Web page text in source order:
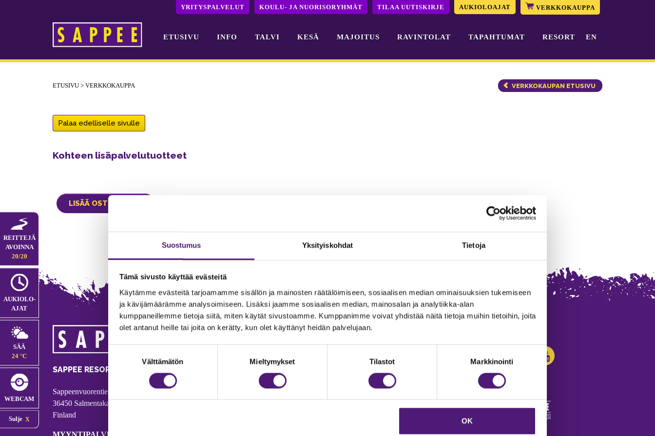
Suostumus Yksityiskohdat Tietoja
Tämä sivusto käyttää evästeitä
Käytämme evästeitä tarjoamamme sisällön ja mainosten räätälöimiseen, sosiaalisen median ominaisuuksien tukemiseen
ja kävijämäärämme analysoimiseen. Lisäksi jaamme sosiaalisen median, mainosalan ja analytiikka-alan
kumppaneillemme tietoja siitä, miten käytät sivustoamme. Kumppanimme voivat yhdistää näitä tietoja muihin tietoihin, joita
olet antanut heille tai joita on kerätty, kun olet käyttänyt heidän palvelujaan.
Välttämätön Mieltymykset Tilastot Markkinointi
OK
YRITYSPALVELUT KOULU- JA NUORISORYHMÄT TILAA UUTISKIRJE AUKIOLOAJAT VERKKOKAUPPA
Päävalikko ETUSIVU INFO TALVI KESÄ MAJOITUS RAVINTOLAT TAPAHTUMAT RESORT EN
REITTEJÄ
AVOINNA
20/20
AUKIOLO­
AJAT
SÄÄ
24 °C
WEBCAM
Sulje
ETUSIVU> VERKKOKAUPPA VERKKOKAUPAN ETUSIVU
Palaa edelliselle sivulle
Kohteen lisäpalvelutuotteet
SAPPEE RESORT
Sappeenvuorentie 200
36450 Salmentaka, Pälkäne
Finland
MYYNTIPALVELU/ INFO
MAJOITUS
020 755 9975
majoitus@sappee.fi
Vastuullisuus
Avoimet työpaikat
Anna palautetta